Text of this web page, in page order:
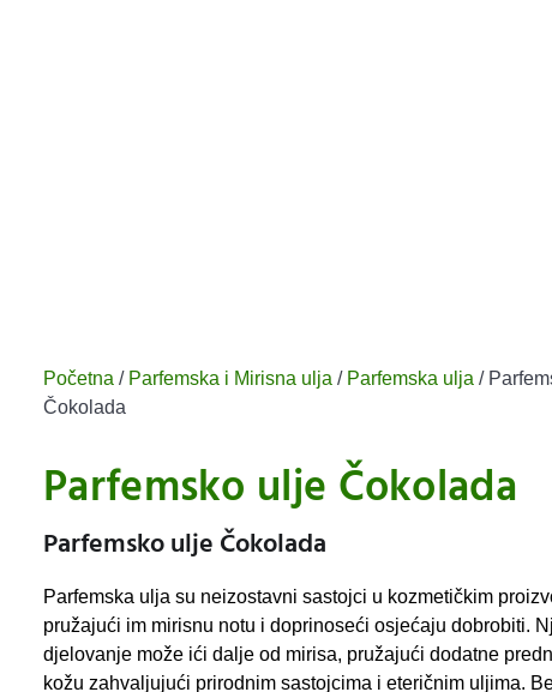
Početna / Parfemska i Mirisna ulja / Parfemska ulja /
Čokolada
Parfemsko ulje Čokolada
Parfemsko ulje Čokolada
Parfemska ulja su neizostavni sastojci u kozmetičkim
pružajući im mirisnu notu i doprinoseći osjećaju dobrobiti.
djelovanje može ići dalje od mirisa, pružajući dodatne
kožu zahvaljujući prirodnim sastojcima i eteričnim uljima.